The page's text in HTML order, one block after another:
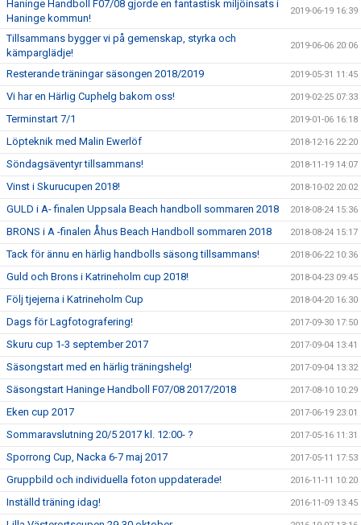
Haninge Handboll F07/08 gjorde en fantastisk miljöinsats i
Haninge kommun!
2019-06-19 16:39
Tillsammans bygger vi på gemenskap, styrka och
kämparglädje!
2019-06-06 20:06
Resterande träningar säsongen 2018/2019 2019-05-31 11:45
Vi har en Härlig Cuphelg bakom oss! 2019-02-25 07:33
Terminstart 7/1 2019-01-06 16:18
Löpteknik med Malin Ewerlöf 2018-12-16 22:20
Söndagsäventyr tillsammans! 2018-11-19 14:07
Vinst i Skurucupen 2018! 2018-10-02 20:02
GULD i A- finalen Uppsala Beach handboll sommaren 2018 2018-08-24 15:36
BRONS i A -finalen Åhus Beach Handboll sommaren 2018 2018-08-24 15:17
Tack för ännu en härlig handbolls säsong tillsammans! 2018-06-22 10:36
Guld och Brons i Katrineholm cup 2018! 2018-04-23 09:45
Följ tjejerna i Katrineholm Cup 2018-04-20 16:30
Dags för Lagfotografering! 2017-09-30 17:50
Skuru cup 1-3 september 2017 2017-09-04 13:41
Säsongstart med en härlig träningshelg! 2017-09-04 13:32
Säsongstart Haninge Handboll F07/08 2017/2018 2017-08-10 10:29
Eken cup 2017 2017-06-19 23:01
Sommaravslutning 20/5 2017 kl. 12:00- ? 2017-05-16 11:31
Sporrong Cup, Nacka 6-7 maj 2017 2017-05-11 17:53
Gruppbild och individuella foton uppdaterade! 2016-11-11 10:20
Inställd träning idag! 2016-11-09 13:45